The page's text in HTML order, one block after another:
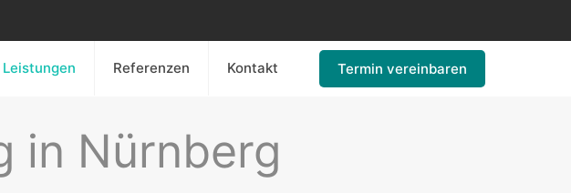
Leistungen Referenzen Kontakt Termin vereinbaren
in Nürnberg